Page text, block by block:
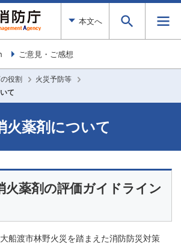
本文へ
ご意見・ご感想
役割
火災予防等
て
火薬剤について
火薬剤の評価ガイドライン
船渡市林野火災を踏まえた消防防災対策